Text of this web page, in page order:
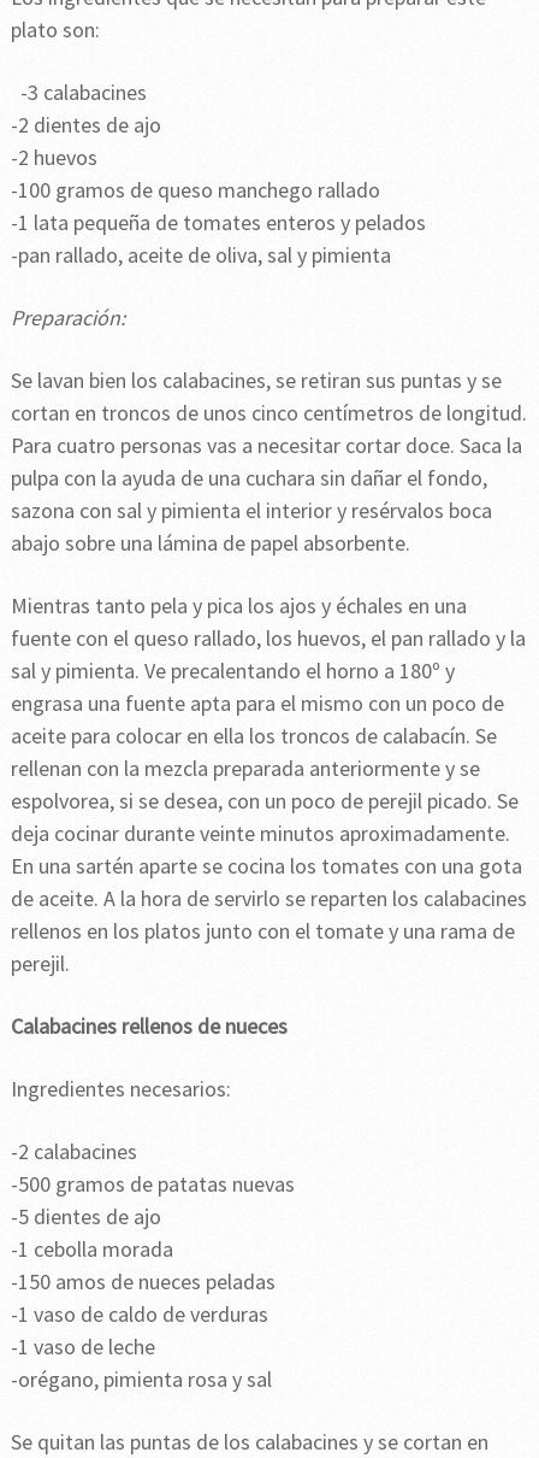
plato son:
-3 calabacines
-2 dientes de ajo
-2 huevos
-100 gramos de queso manchego rallado
-1 lata pequeña de tomates enteros y pelados
-pan rallado, aceite de oliva, sal y pimienta
Preparación:
Se lavan bien los calabacines, se retiran sus puntas y se
cortan en troncos de unos cinco centímetros de longitud.
Para cuatro personas vas a necesitar cortar doce. Saca la
pulpa con la ayuda de una cuchara sin dañar el fondo,
sazona con sal y pimienta el interior y resérvalos boca
abajo sobre una lámina de papel absorbente.
Mientras tanto pela y pica los ajos y échales en una
fuente con el queso rallado, los huevos, el pan rallado y la
sal y pimienta. Ve precalentando el horno a 180º y
engrasa una fuente apta para el mismo con un poco de
aceite para colocar en ella los troncos de calabacín. Se
rellenan con la mezcla preparada anteriormente y se
espolvorea, si se desea, con un poco de perejil picado. Se
deja cocinar durante veinte minutos aproximadamente.
En una sartén aparte se cocina los tomates con una gota
de aceite. A la hora de servirlo se reparten los calabacines
rellenos en los platos junto con el tomate y una rama de
perejil.
Calabacines rellenos de nueces
Ingredientes necesarios:
-2 calabacines
-500 gramos de patatas nuevas
-5 dientes de ajo
-1 cebolla morada
-150 amos de nueces peladas
-1 vaso de caldo de verduras
-1 vaso de leche
-orégano, pimienta rosa y sal
Se quitan las puntas de los calabacines y se cortan en